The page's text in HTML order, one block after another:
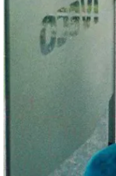
VOUS SOUHAITEZ
ADHÉSION
HORAIRES
MERCREDI
14H – 17H
14H – 17H
14H –
14H – 18H
DIMANCHE14H – 18H